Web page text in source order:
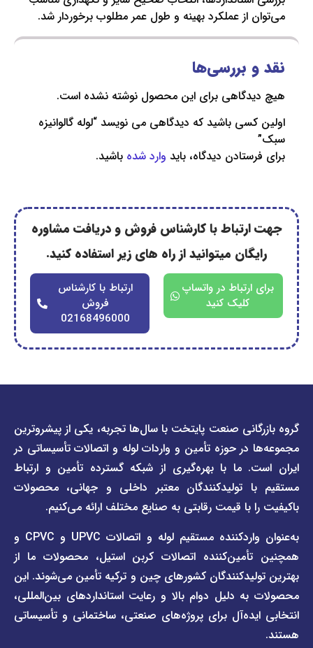
از عملکرد بهینه و طول عمر مطلوب برخوردار شد.
بررسی‌ها
برای این محصول نوشته نشده است.
باشید که دیدگاهی می نویسد “لوله گالوانیزه
دیدگاه، باید وارد شدهباشید.
با کارشناس فروش و دریافت مشاوره
میتوانید از راه های زیر استفاده کنید.
ارتباط با کارشناس
02168496000
در واتساپ
کلیک کنید
صنعت پایتخت با سال‌ها تجربه، یکی از پیشروترین
حوزه تأمین و واردات لوله و اتصالات تأسیساتی در
ما با بهره‌گیری از شبکه گسترده تأمین و ارتباط
تولیدکنندگان معتبر داخلی و جهانی، محصولات
با قیمت رقابتی به صنایع مختلف ارائه می‌کنیم.
به‌عنوان واردکننده مستقیم لوله و اتصالات UPVC و CPVC و
اتصالات کربن استیل، محصولات ما از
کشورهای چین و ترکیه تأمین می‌شوند. این
دلیل دوام بالا و رعایت استانداردهای بین‌المللی،
برای پروژه‌های صنعتی، ساختمانی و تأسیساتی
دسترسی
سریع
صفحه
لیست
قیمت
صفحه
برند
پیمتاش
صفحه
برند
فاراب
دسترسی
سریع
درباره
ما
قوانین
و
مقررات
وبلاگ
خبری